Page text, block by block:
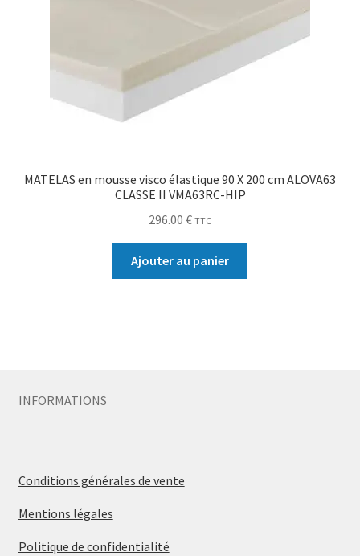
MATELAS en mousse visco élastique 90 X 200 cm ALOVA63
CLASSE II VMA63RC-HIP
296.00 € TTC
Ajouter au panier
INFORMATIONS
Conditions générales de vente
Mentions légales
Politique de confidentialité